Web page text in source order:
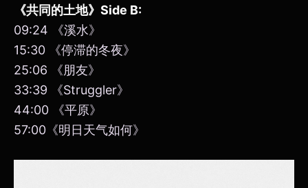
《共同的土地》Side B:
09:24 《溪水》
15:30 《停滞的冬夜》
25:06 《朋友》
33:39 《Struggler》
44:00 《平原》
57:00《明日天气如何》